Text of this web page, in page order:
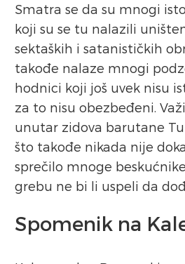
Smatra se da su mnogi
koji su se tu nalazili
sektaških i satanističkih
takođe nalaze mnogi
hodnici koji još uvek nisu
za to nisu obezbeđeni.
unutar zidova barutane
što takođe nikada nije
sprečilo mnoge
grebu ne bi li uspeli da
Spomenik na